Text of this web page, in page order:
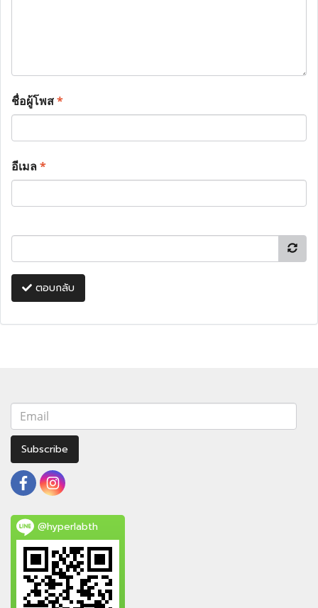
ชื่อผู้โพส*
อีเมล*
ตอบกลับ
Subscribe
@hyperlabth